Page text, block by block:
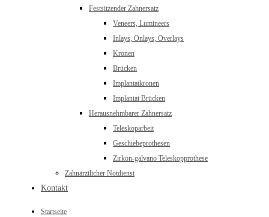
Festsitzender Zahnersatz
Veneers, Lumineers
Inlays, Onlays, Overlays
Kronen
Brücken
Implantatkronen
Implantat Brücken
Herausnehmbarer Zahnersatz
Teleskoparbeit
Geschiebeprothesen
Zirkon-galvano Teleskopprothese
Zahnärztlicher Notdienst
Kontakt
Startseite